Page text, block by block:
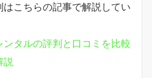
こちらの記事で解説してい
タルの評判と口コミを比較
説